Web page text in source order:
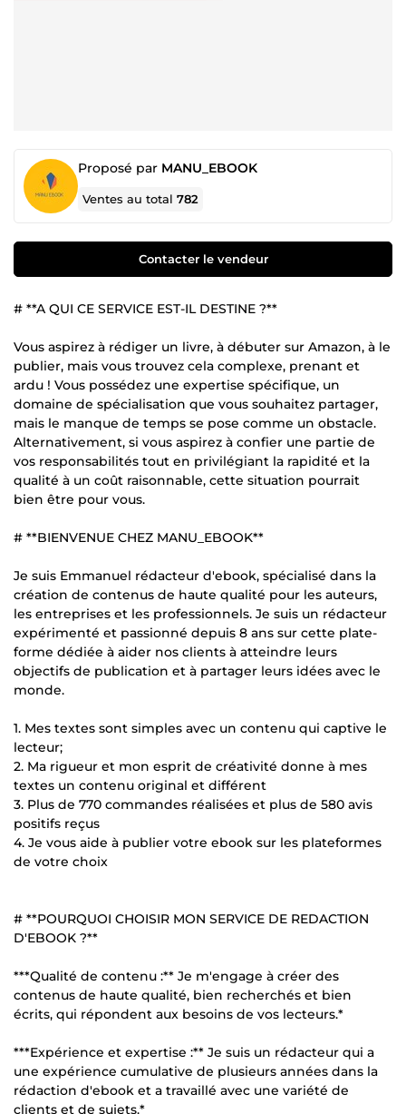
Proposé par MANU_EBOOK
Ventes au total782
Contacter le vendeur
# **A QUI CE SERVICE EST-IL DESTINE ?**
Vous aspirez à rédiger un livre, à débuter sur Amazon, à le
publier, mais vous trouvez cela complexe, prenant et
ardu ! Vous possédez une expertise spécifique, un
domaine de spécialisation que vous souhaitez partager,
mais le manque de temps se pose comme un obstacle.
Alternativement, si vous aspirez à confier une partie de
vos responsabilités tout en privilégiant la rapidité et la
qualité à un coût raisonnable, cette situation pourrait
bien être pour vous.
# **BIENVENUE CHEZ MANU_EBOOK**
Je suis Emmanuel rédacteur d'ebook, spécialisé dans la
création de contenus de haute qualité pour les auteurs,
les entreprises et les professionnels. Je suis un rédacteur
expérimenté et passionné depuis 8 ans sur cette plate-
forme dédiée à aider nos clients à atteindre leurs
objectifs de publication et à partager leurs idées avec le
monde.
1. Mes textes sont simples avec un contenu qui captive le
lecteur;
2. Ma rigueur et mon esprit de créativité donne à mes
textes un contenu original et différent
3. Plus de 770 commandes réalisées et plus de 580 avis
positifs reçus
4. Je vous aide à publier votre ebook sur les plateformes
de votre choix
# **POURQUOI CHOISIR MON SERVICE DE REDACTION
D'EBOOK ?**
***Qualité de contenu :** Je m'engage à créer des
contenus de haute qualité, bien recherchés et bien
écrits, qui répondent aux besoins de vos lecteurs.*
***Expérience et expertise :** Je suis un rédacteur qui a
une expérience cumulative de plusieurs années dans la
rédaction d'ebook et a travaillé avec une variété de
clients et de sujets.*